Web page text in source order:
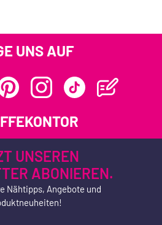
UNS AUF
UNSEREN
ABONIEREN.
Nähtipps, Angebote und